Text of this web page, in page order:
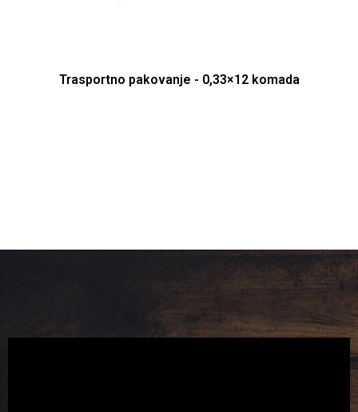
Trasportno pakovanje - 0,33×12 komada